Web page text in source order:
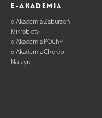
E-AKADEMIA
e-Akademia Zaburzeń
Mikrobioty
e-Akademia POChP
e-Akademia Chorób
Naczyń